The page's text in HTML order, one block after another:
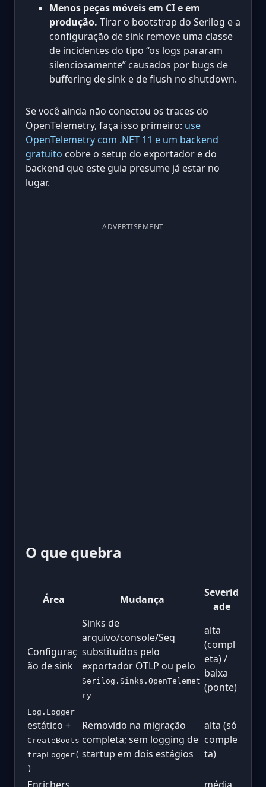
Menos peças móveis em CI e em
produção. Tirar o bootstrap do Serilog e a
configuração de sink remove uma classe
de incidentes do tipo “os logs pararam
silenciosamente” causados por bugs de
buffering de sink e de flush no shutdown.
Se você ainda não conectou os traces do
OpenTelemetry, faça isso primeiro: use
OpenTelemetry com .NET 11 e um backend
gratuito cobre o setup do exportador e do
backend que este guia presume já estar no
lugar.
ADVERTISEMENT
O que quebra
Área Mudança
Severid
ade
Configuraç
ão de sink
Sinks de
arquivo/console/Seq
substituídos pelo
exportador OTLP ou pelo
Serilog.Sinks.OpenTelemet
ry
alta
(compl
eta) /
baixa
(ponte)
Log.Logger
estático +
CreateBoots
trapLogger(
)
Removido na migração
completa; sem logging de
startup em dois estágios
alta (só
comple
ta)